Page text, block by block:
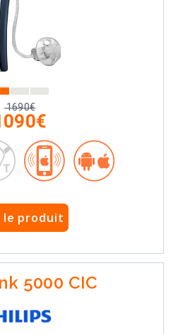
1690€
le produit
5000 CIC